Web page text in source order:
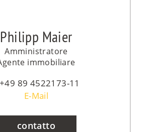
Philipp Maier
Amministratore
immobiliare
+49 89 4522173-11
E-Mail
contatto